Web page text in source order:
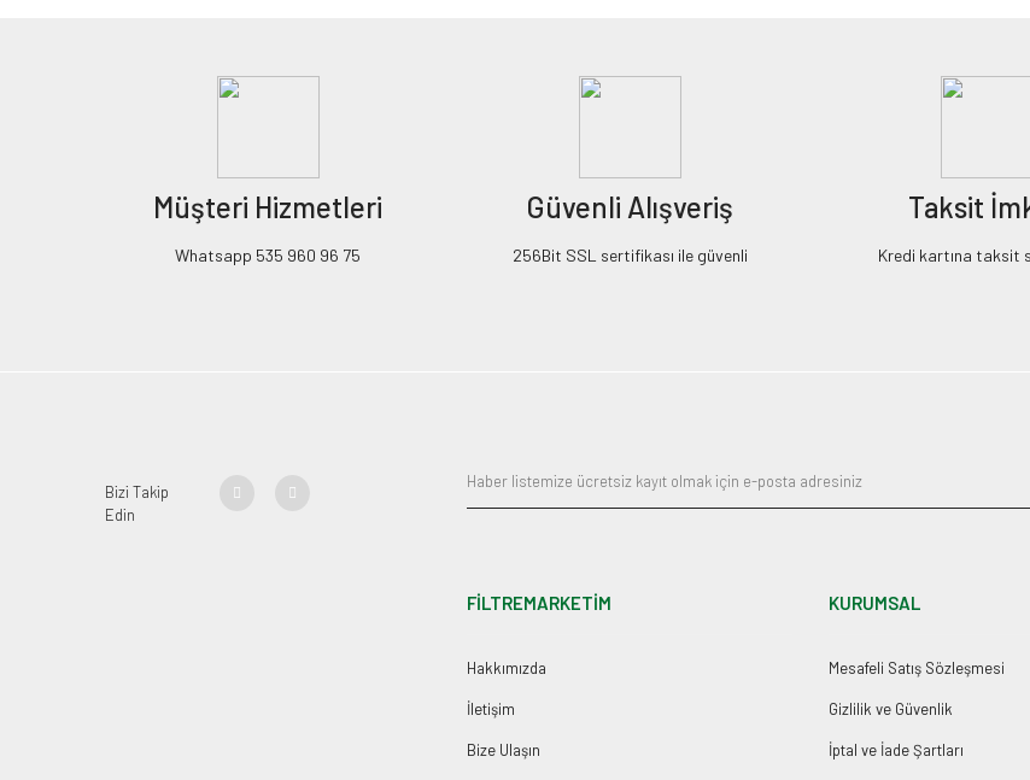
Müşteri Hizmetleri
Whatsapp 535 960 96 75
Güvenli Alışveriş
256Bit SSL sertifikası ile güvenli
Taksit
Kredi kartına taksit
Bizi Takip
Edin
FİLTREMARKETİM
Hakkımızda
İletişim
Bize Ulaşın
KURUMSAL
Mesafeli Satış Sözleşmesi
Gizlilik ve Güvenlik
İptal ve İade Şartları